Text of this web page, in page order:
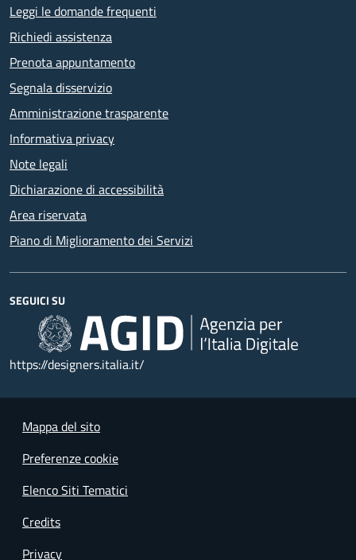
Leggi le domande frequenti
Richiedi assistenza
Prenota appuntamento
Segnala disservizio
Amministrazione trasparente
Informativa privacy
Note legali
Dichiarazione di accessibilità
Area riservata
Piano di Miglioramento dei Servizi
SEGUICI SU
https://designers.italia.it/
Mappa del sito
Preferenze cookie
Elenco Siti Tematici
Credits
Privacy